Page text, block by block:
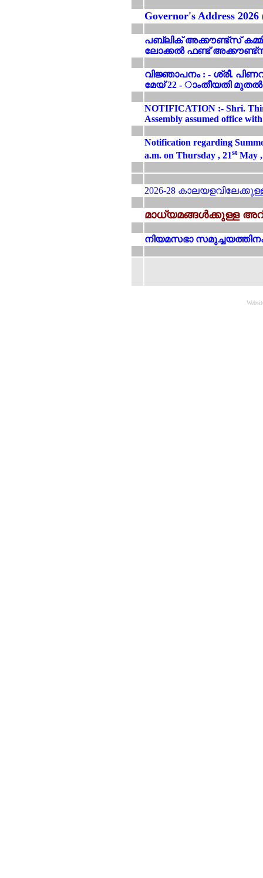
Governor's Address
പബ്ലിക് അക്കൗണ്ട്സ്
ലോക്കൽ ഫണ്ട് അക്കൗണ്ട്സ്
വിജ്ഞാപനം : - ശ്രീ.
മേയ് 22 - ാംതീയതി മുതൽ
NOTIFICATION :- Shri.
Assembly assumed office
Notification regarding
a.m. on Thursday , 21stMay ,
2026-28
മാധ്യമങ്ങൾക്കുള്ള
നിയമസഭാ